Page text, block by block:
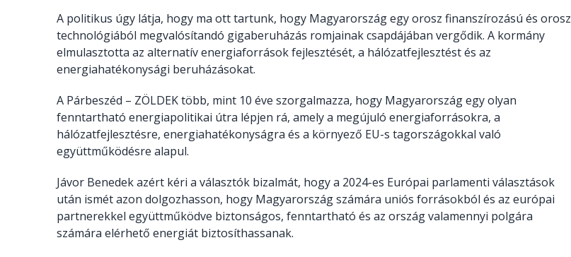
A politikus úgy látja, hogy ma ott tartunk, hogy Magyarország egy orosz finanszírozású és orosz
technológiából megvalósítandó gigaberuházás romjainak csapdájában vergődik. A kormány
elmulasztotta az alternatív energiaforrások fejlesztését, a hálózatfejlesztést és az
energiahatékonysági beruházásokat.
A Párbeszéd – ZÖLDEK több, mint 10 éve szorgalmazza, hogy Magyarország egy olyan
fenntartható energiapolitikai útra lépjen rá, amely a megújuló energiaforrásokra, a
hálózatfejlesztésre, energiahatékonyságra és a környező EU-s tagországokkal való
együttműködésre alapul.
Jávor Benedek azért kéri a választók bizalmát, hogy a 2024-es Európai parlamenti választások
után ismét azon dolgozhasson, hogy Magyarország számára uniós forrásokból és az európai
partnerekkel együttműködve biztonságos, fenntartható és az ország valamennyi polgára
számára elérhető energiát biztosíthassanak.